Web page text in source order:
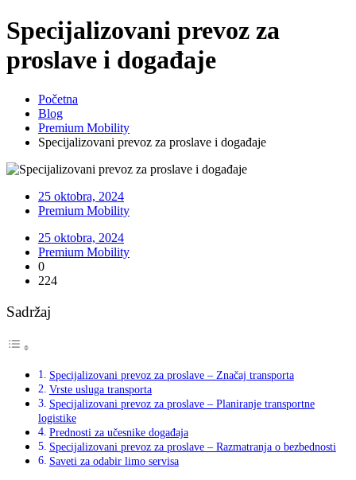
Specijalizovani prevoz za
proslave i događaje
Početna
Blog
Premium Mobility
Specijalizovani prevoz za proslave i događaje
25 oktobra, 2024
Premium Mobility
25 oktobra, 2024
Premium Mobility
0
224
Sadržaj
Specijalizovani prevoz za proslave – Značaj transporta
Vrste usluga transporta
Specijalizovani prevoz za proslave – Planiranje transportne
logistike
Prednosti za učesnike događaja
Specijalizovani prevoz za proslave – Razmatranja o bezbednosti
Saveti za odabir limo servisa